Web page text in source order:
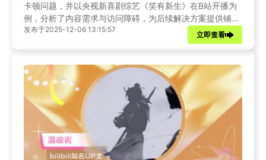
卡顿问题，并以央视新喜剧综艺《笑有新生》在B站开播为
例，分析了内容需求与访问障碍，为后续解决方案提供铺
垫。
发布于2025-12-06 13:15:57
立即查看